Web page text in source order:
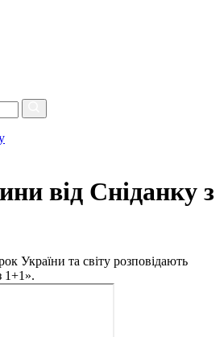
від Сніданку з
України та світу розповідають
1+1».